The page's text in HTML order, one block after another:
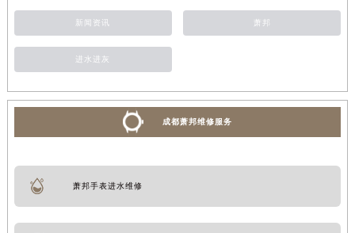
新闻资讯 萧邦
进水进灰
成都萧邦维修服务
萧邦手表进水维修